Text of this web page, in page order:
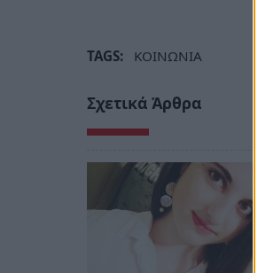
TAGS: ΚΟΙΝΩΝΙΑ
Σχετικά Άρθρα